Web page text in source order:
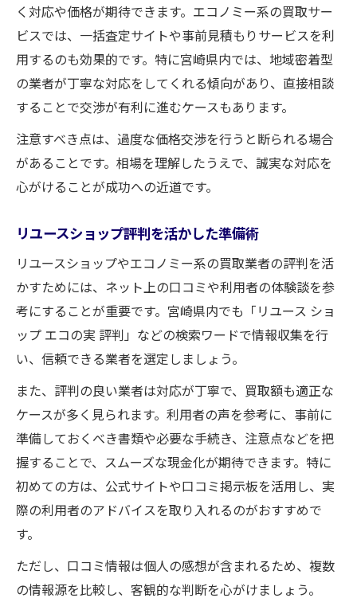
く対応や価格が期待できます。エコノミー系の買取サー
ビスでは、一括査定サイトや事前見積もりサービスを利
用するのも効果的です。特に宮崎県内では、地域密着型
の業者が丁寧な対応をしてくれる傾向があり、直接相談
することで交渉が有利に進むケースもあります。
注意すべき点は、過度な価格交渉を行うと断られる場合
があることです。相場を理解したうえで、誠実な対応を
心がけることが成功への近道です。
リユースショップ評判を活かした準備術
リユースショップやエコノミー系の買取業者の評判を活
かすためには、ネット上の口コミや利用者の体験談を参
考にすることが重要です。宮崎県内でも「リユース ショ
ップ エコの実 評判」などの検索ワードで情報収集を行
い、信頼できる業者を選定しましょう。
また、評判の良い業者は対応が丁寧で、買取額も適正な
ケースが多く見られます。利用者の声を参考に、事前に
準備しておくべき書類や必要な手続き、注意点などを把
握することで、スムーズな現金化が期待できます。特に
初めての方は、公式サイトや口コミ掲示板を活用し、実
際の利用者のアドバイスを取り入れるのがおすすめで
す。
ただし、口コミ情報は個人の感想が含まれるため、複数
の情報源を比較し、客観的な判断を心がけましょう。